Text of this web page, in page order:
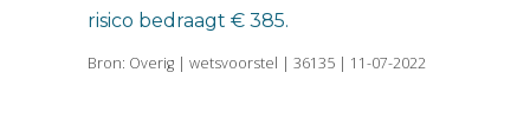
risico bedraagt € 385.
Bron: Overig | wetsvoorstel | 36135 | 11-07-2022